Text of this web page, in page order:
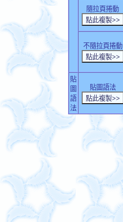
隨拉頁捲動
不隨拉頁捲動
貼
圖
語
法
貼圖語法